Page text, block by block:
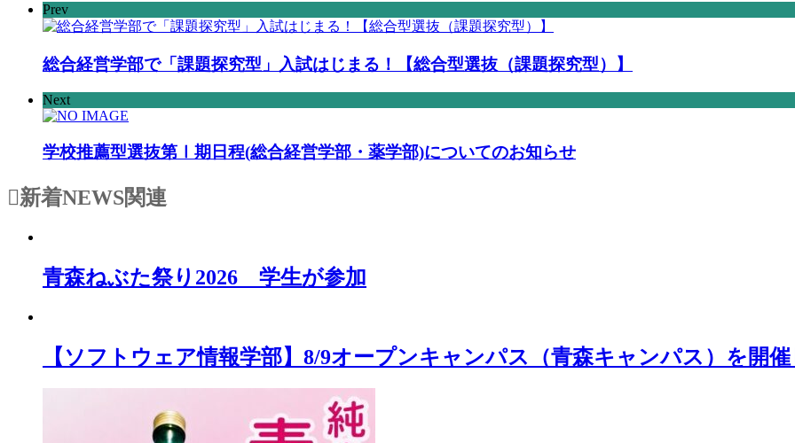
Prev
総合経営学部で「課題探究型」入試はじまる！【総合型選抜（課題探究型）】
Next
学校推薦型選抜第Ⅰ期日程(総合経営学部・薬学部)についてのお知らせ
新着NEWS関連
青森ねぶた祭り2026 学生が参加
【ソフトウェア情報学部】8/9オープンキャンパス（青森キャンパス）を開催